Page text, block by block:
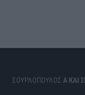
ΣΟΥΡΛΟΠΟΥΛΟΣ Α ΚΑΙ